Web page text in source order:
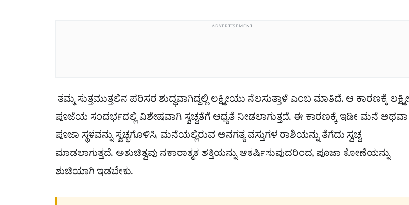
ADVERTISEMENT
ತಮ್ಮ ಸುತ್ತಮುತ್ತಲಿನ ಪರಿಸರ ಶುದ್ಧವಾಗಿದ್ದಲ್ಲಿ ಲಕ್ಷ್ಮೀಯು ನೆಲಸುತ್ತಾಳೆ ಎಂಬ ಮಾತಿದೆ. ಆ ಕಾರಣಕ್ಕೆ ಲಕ್ಷ್ಮೀ
ಪೂಜೆಯ ಸಂದರ್ಭದಲ್ಲಿ ವಿಶೇಷವಾಗಿ ಸ್ವಚ್ಚತೆಗೆ ಆಧ್ಯತೆ ನೀಡಲಾಗುತ್ತದೆ. ಈ ಕಾರಣಕ್ಕೆ ಇಡೀ ಮನೆ ಅಥವಾ
ಪೂಜಾ ಸ್ಥಳವನ್ನು ಸ್ವಚ್ಛಗೊಳಿಸಿ, ಮನೆಯಲ್ಲಿರುವ ಅನಗತ್ಯ ವಸ್ತುಗಳ ರಾಶಿಯನ್ನು ತೆಗೆದು ಸ್ವಚ್ಚ
ಮಾಡಲಾಗುತ್ತದೆ. ಅಶುಚಿತ್ವವು ನಕಾರಾತ್ಮಕ ಶಕ್ತಿಯನ್ನು ಆಕರ್ಷಿಸುವುದರಿಂದ, ಪೂಜಾ ಕೋಣೆಯನ್ನು
ಶುಚಿಯಾಗಿ ಇಡಬೇಕು.